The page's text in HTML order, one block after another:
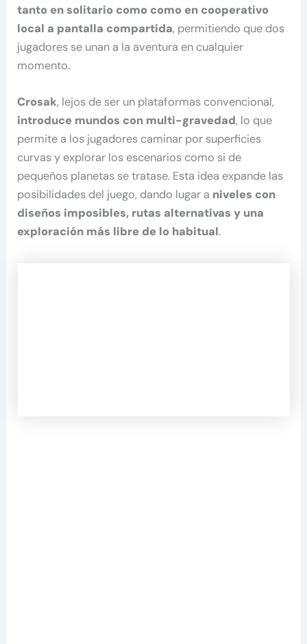
tanto en solitario como como en cooperativo
local a pantalla compartida, permitiendo que dos
jugadores se unan a la aventura en cualquier
momento.
Crosak, lejos de ser un plataformas convencional,
introduce mundos con multi-gravedad, lo que
permite a los jugadores caminar por superficies
curvas y explorar los escenarios como si de
pequeños planetas se tratase. Esta idea expande las
posibilidades del juego, dando lugar a niveles con
diseños imposibles, rutas alternativas y una
exploración más libre de lo habitual.